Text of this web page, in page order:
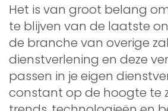
Het is van groot belang
te blijven van de laatste
de branche van overige
dienstverlening en deze
passen in je eigen
constant op de hoogte te